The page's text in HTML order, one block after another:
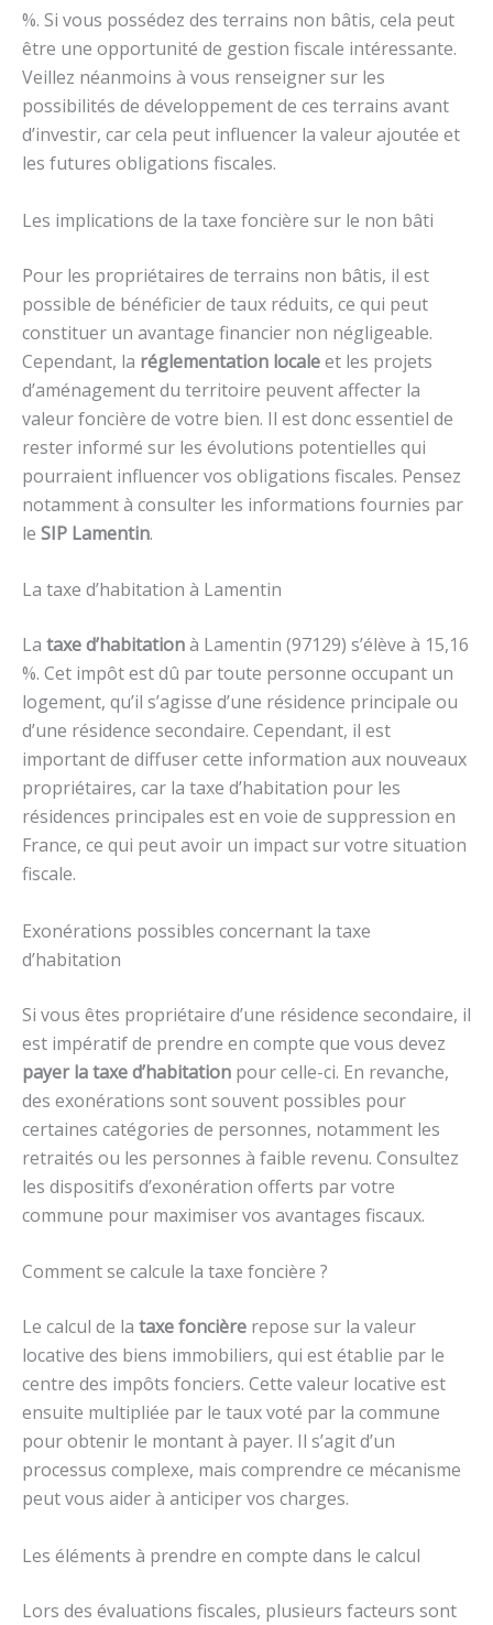
%. Si vous possédez des terrains non bâtis, cela peut
être une opportunité de gestion fiscale intéressante.
Veillez néanmoins à vous renseigner sur les
possibilités de développement de ces terrains avant
d’investir, car cela peut influencer la valeur ajoutée et
les futures obligations fiscales.
Les implications de la taxe foncière sur le non bâti
Pour les propriétaires de terrains non bâtis, il est
possible de bénéficier de taux réduits, ce qui peut
constituer un avantage financier non négligeable.
Cependant, la réglementation localeet les projets
d’aménagement du territoire peuvent affecter la
valeur foncière de votre bien. Il est donc essentiel de
rester informé sur les évolutions potentielles qui
pourraient influencer vos obligations fiscales. Pensez
notamment à consulter les informations fournies par
le SIP Lamentin.
La taxe d’habitation à Lamentin
La taxe d’habitationà Lamentin (97129) s’élève à 15,16
%. Cet impôt est dû par toute personne occupant un
logement, qu’il s’agisse d’une résidence principale ou
d’une résidence secondaire. Cependant, il est
important de diffuser cette information aux nouveaux
propriétaires, car la taxe d’habitation pour les
résidences principales est en voie de suppression en
France, ce qui peut avoir un impact sur votre situation
fiscale.
Exonérations possibles concernant la taxe
d’habitation
Si vous êtes propriétaire d’une résidence secondaire, il
est impératif de prendre en compte que vous devez
payer la taxe d’habitation pour celle-ci. En revanche,
des exonérations sont souvent possibles pour
certaines catégories de personnes, notamment les
retraités ou les personnes à faible revenu. Consultez
les dispositifs d’exonération offerts par votre
commune pour maximiser vos avantages fiscaux.
Comment se calcule la taxe foncière ?
Le calcul de la taxe foncière repose sur la valeur
locative des biens immobiliers, qui est établie par le
centre des impôts fonciers. Cette valeur locative est
ensuite multipliée par le taux voté par la commune
pour obtenir le montant à payer. Il s’agit d’un
processus complexe, mais comprendre ce mécanisme
peut vous aider à anticiper vos charges.
Les éléments à prendre en compte dans le calcul
Lors des évaluations fiscales, plusieurs facteurs sont